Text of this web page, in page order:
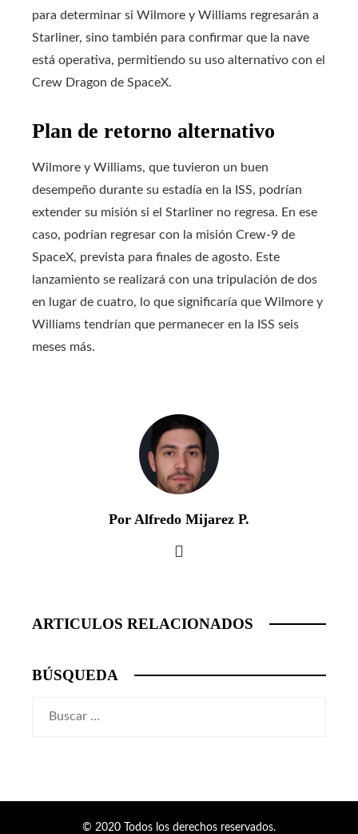
para determinar si Wilmore y Williams regresarán a
Starliner, sino también para confirmar que la nave
está operativa, permitiendo su uso alternativo con el
Crew Dragon de SpaceX.
Plan de retorno alternativo
Wilmore y Williams, que tuvieron un buen
desempeño durante su estadía en la ISS, podrían
extender su misión si el Starliner no regresa. En ese
caso, podrían regresar con la misión Crew-9 de
SpaceX, prevista para finales de agosto. Este
lanzamiento se realizará con una tripulación de dos
en lugar de cuatro, lo que significaría que Wilmore y
Williams tendrían que permanecer en la ISS seis
meses más.
Por Alfredo Mijarez P.
ARTICULOS RELACIONADOS
BÚSQUEDA
© 2020 Todos los derechos reservados.